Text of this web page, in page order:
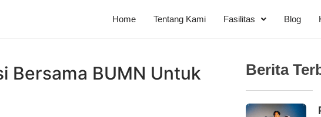
Home Tentang Kami Fasilitas Blog
Bersama BUMN Untuk
Berita